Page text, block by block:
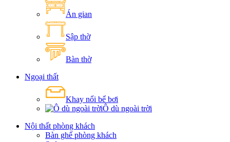
Án gian
Sập thờ
Bàn thờ
Ngoại thất
Khay nổi bể bơi
Ô dù ngoài trời
Nội thất phòng khách
Bàn ghế phòng khách